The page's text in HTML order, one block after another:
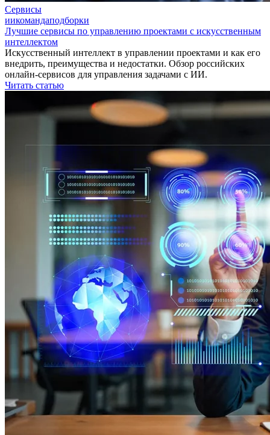
Сервисы
иикомандаподборки
Лучшие сервисы по управлению проектами с искусственным
интеллектом
Искусственный интеллект в управлении проектами и как его
внедрить, преимущества и недостатки. Обзор российских
онлайн-сервисов для управления задачами с ИИ.
Читать статью